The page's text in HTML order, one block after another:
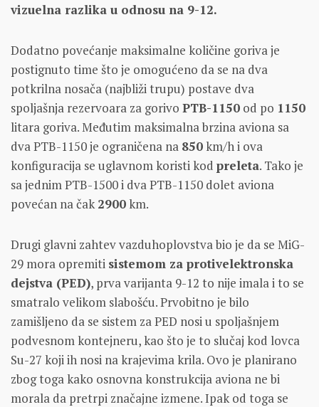
vizuelna razlika u odnosu na 9-12.
Dodatno povećanje maksimalne količine goriva je
postignuto time što je omogućeno da se na dva
potkrilna nosača (najbliži trupu) postave dva
spoljašnja rezervoara za gorivo PTB-1150 od po 1150
litara goriva. Međutim maksimalna brzina aviona sa
dva PTB-1150 je ograničena na 850km/h i ova
konfiguracija se uglavnom koristi kod preleta. Tako je
sa jednim PTB-1500 i dva PTB-1150 dolet aviona
povećan na čak2900km.
Drugi glavni zahtev vazduhoplovstva bio je da se MiG-
29 mora opremiti sistemom za protivelektronska
dejstva (PED), prva varijanta 9-12 to nije imala i to se
smatralo velikom slabošću. Prvobitno je bilo
zamišljeno da se sistem za PED nosi u spoljašnjem
podvesnom kontejneru, kao što je to slučaj kod lovca
Su-27 koji ih nosi na krajevima krila. Ovo je planirano
zbog toga kako osnovna konstrukcija aviona ne bi
morala da pretrpi značajne izmene. Ipak od toga se